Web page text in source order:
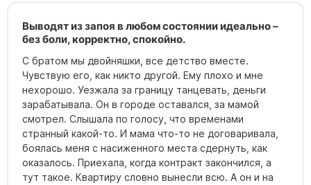
ЛЕЧЕНИЕ НАРКОМАНИИ
ПСИХИАТРИЯ
РЕАБИЛИТАЦИЯ
ЦЕНЫ
Выводят из запоя в любом состоянии идеально –
без боли, корректно, спокойно.
С братом мы двойняшки, все детство вместе.
Чувствую его, как никто другой. Ему плохо и мне
нехорошо. Уезжала за границу танцевать, деньги
зарабатывала. Он в городе оставался, за мамой
смотрел. Слышала по голосу, что временами
странный какой-то. И мама что-то не договаривала,
боялась меня с насиженного места сдернуть, как
оказалось. Приехала, когда контракт закончился, а
тут такое. Квартиру словно вынесли всю. А он и на